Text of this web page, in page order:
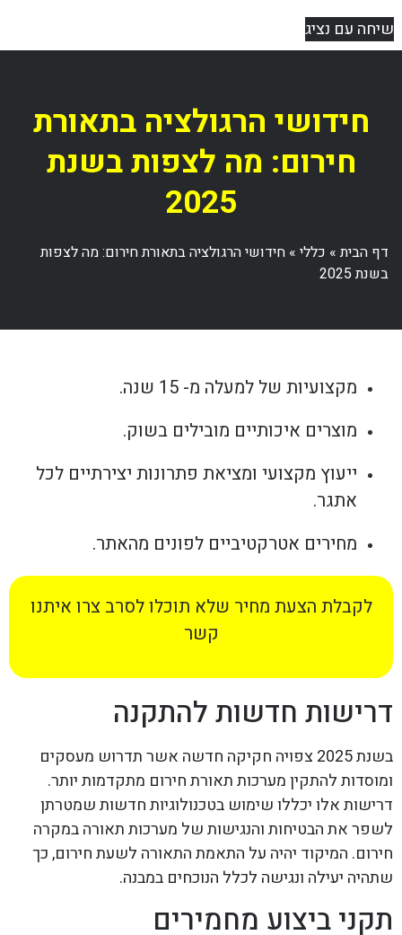
שיחה עם נציג
חידושי הרגולציה בתאורת
חירום: מה לצפות בשנת
2025
דף הבית» כללי» חידושי הרגולציה בתאורת חירום: מה לצפות
בשנת 2025
מקצועיות של למעלה מ- 15 שנה.
מוצרים איכותיים מובילים בשוק.
ייעוץ מקצועי ומציאת פתרונות יצירתיים לכל
אתגר.
מחירים אטרקטיביים לפונים מהאתר.
לקבלת הצעת מחיר שלא תוכלו לסרב צרו איתנו
קשר
דרישות חדשות להתקנה
בשנת 2025 צפויה חקיקה חדשה אשר תדרוש מעסקים
ומוסדות להתקין מערכות תאורת חירום מתקדמות יותר.
דרישות אלו יכללו שימוש בטכנולוגיות חדשות שמטרתן
לשפר את הבטיחות והנגישות של מערכות תאורה במקרה
חירום. המיקוד יהיה על התאמת התאורה לשעת חירום, כך
שתהיה יעילה ונגישה לכלל הנוכחים במבנה.
תקני ביצוע מחמירים